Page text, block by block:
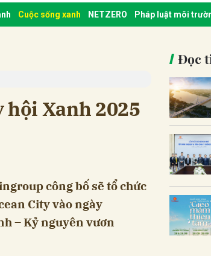
Cuộc sống xanh NETZERO Pháp luật môi
Xanh 2025
công bố sẽ tổ chức
City vào ngày
– Kỷ nguyên vươn
Đọc